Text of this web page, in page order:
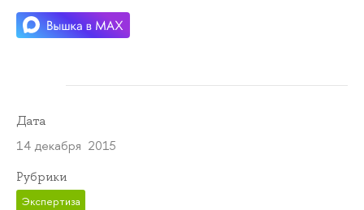
Дата
14 декабря 2015
Рубрики
Экспертиза